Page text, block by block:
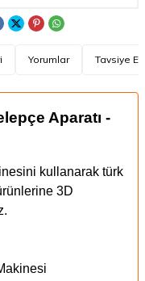
Yorumlar Tavsiye Et
Aparatı -
kullanarak türk
3D